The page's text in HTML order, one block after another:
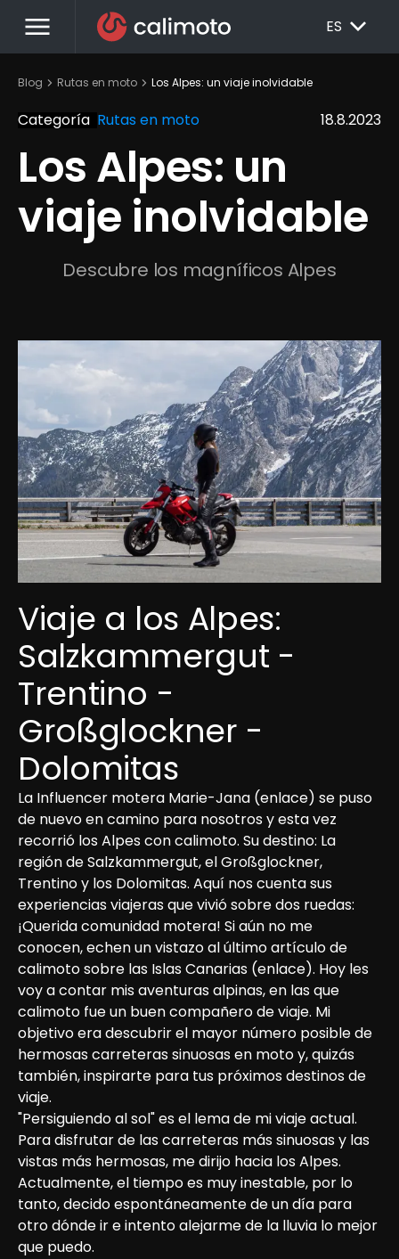
menu ES EXPAND_MORE
Blog chevron_right Rutas en moto chevron_right Los Alpes: un viaje inolvidable
Categoría Rutas en moto 18.8.2023
Los Alpes: un
viaje inolvidable
Descubre los magníficos Alpes
Viaje a los Alpes:
Salzkammergut -
Trentino -
Großglockner -
Dolomitas
La Influencer motera Marie-Jana (enlace) se puso
de nuevo en camino para nosotros y esta vez
recorrió los Alpes con calimoto. Su destino: La
región de Salzkammergut, el Großglockner,
Trentino y los Dolomitas. Aquí nos cuenta sus
experiencias viajeras que vivió sobre dos ruedas:
¡Querida comunidad motera! Si aún no me
conocen, echen un vistazo al último artículo de
calimoto sobre las Islas Canarias (enlace). Hoy les
voy a contar mis aventuras alpinas, en las que
calimoto fue un buen compañero de viaje. Mi
objetivo era descubrir el mayor número posible de
hermosas carreteras sinuosas en moto y, quizás
también, inspirarte para tus próximos destinos de
viaje.
"Persiguiendo al sol" es el lema de mi viaje actual.
Para disfrutar de las carreteras más sinuosas y las
vistas más hermosas, me dirijo hacia los Alpes.
Actualmente, el tiempo es muy inestable, por lo
tanto, decido espontáneamente de un día para
otro dónde ir e intento alejarme de la lluvia lo mejor
que puedo.